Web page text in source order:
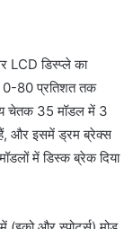
डिस्प्ले का
0-80 प्रतिशत तक
चेतक 35 मॉडल में 3
और इसमें ड्रम ब्रेक्स
में डिस्क ब्रेक दिया